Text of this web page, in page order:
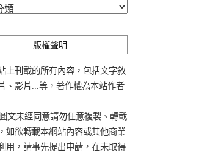
版權聲明
上刊載的所有內容，包括文字敘
、影片...等，著作權為本站作者
文未經同意請勿任意複製、轉載
如欲轉載本網站內容或其他商業
用，請事先提出申請，在未取得